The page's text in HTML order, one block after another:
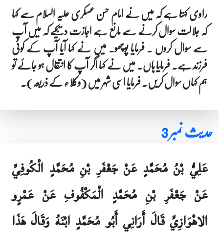
راوی کہتا ہے کہ میں نے امام حسن عسکری علیہ السلام سے کہا
کہ جلالت سوال کرنے سے مانع ہے اجازت دیجیے کہ میں آپ
سے سوال کروں ۔ فرمایا پوچھو۔ میں نے کہا آیا آپ کے کوئی
فرزند ہے۔ فرمایا ہاں۔ میں نے کہا اگر آپ کا انتقال ہو جائے تو
ہم کہاں سوال کریں۔ فرمایا اسی شہر میں (وکلاء کے ذریعہ)۔
حدیث نمبر 3
عَلِيُّ بْنُ مُحَمَّدٍ عَنْ جَعْفَرِ بْنِ مُحَمَّدٍ الْكُوفِيِّ
عَنْ جَعْفَرِ بْنِ مُحَمَّدٍ الْمَكْفُوفِ عَنْ عَمْرٍو
الاهْوَازِيِّ قَالَ أَرَانِي أَبُو مُحَمَّدٍ ابْنَهُ وَقَالَ هَذَا